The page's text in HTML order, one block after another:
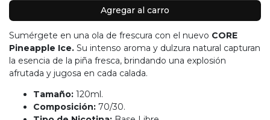
Agregar al carro
Sumérgete en una ola de frescura con el nuevo CORE
Pineapple Ice. Su intenso aroma y dulzura natural capturan
la esencia de la piña fresca, brindando una explosión
afrutada y jugosa en cada calada.
Tamaño: 120ml.
Composición: 70/30.